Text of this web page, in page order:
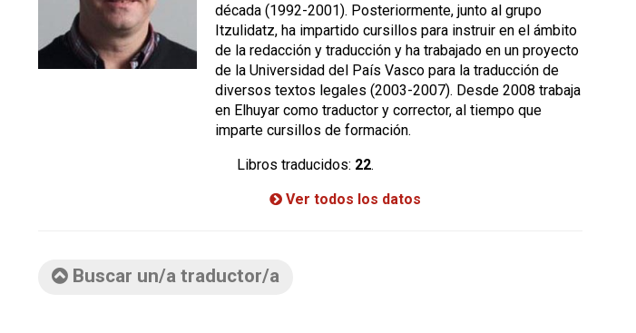
década (1992-2001). Posteriormente, junto al grupo
Itzulidatz, ha impartido cursillos para instruir en el ámbito
de la redacción y traducción y ha trabajado en un proyecto
de la Universidad del País Vasco para la traducción de
diversos textos legales (2003-2007). Desde 2008 trabaja
en Elhuyar como traductor y corrector, al tiempo que
imparte cursillos de formación.
Libros traducidos: 22.
Ver todos los datos
Buscar un/a traductor/a